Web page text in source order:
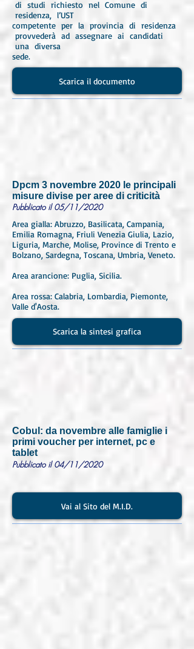
di studi richiesto nel Comune di
residenza, l’UST
competente per la provincia di residenza
provvederà ad assegnare ai candidati
una diversa
sede.
Scarica il documento
Dpcm 3 novembre 2020 le principali
misure divise per aree di criticità
Pubblicato il 05/11/2020
Area gialla: Abruzzo, Basilicata, Campania,
Emilia Romagna, Friuli Venezia Giulia, Lazio,
Liguria, Marche, Molise, Province di Trento e
Bolzano, Sardegna, Toscana, Umbria, Veneto.
Area arancione: Puglia, Sicilia.
Area rossa: Calabria, Lombardia, Piemonte,
Valle d'Aosta.
Scarica la sintesi grafica
Cobul: da novembre alle famiglie i
primi voucher per internet, pc e
tablet
Pubblicato il 04/11/2020
Vai al Sito del M.I.D.